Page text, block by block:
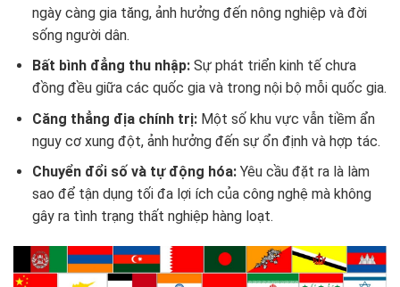
ngày càng gia tăng, ảnh hưởng đến nông nghiệp và đời
sống người dân.
Bất bình đẳng thu nhập:Sự phát triển kinh tế chưa
đồng đều giữa các quốc gia và trong nội bộ mỗi quốc gia.
Căng thẳng địa chính trị:Một số khu vực vẫn tiềm ẩn
nguy cơ xung đột, ảnh hưởng đến sự ổn định và hợp tác.
Chuyển đổi số và tự động hóa:Yêu cầu đặt ra là làm
sao để tận dụng tối đa lợi ích của công nghệ mà không
gây ra tình trạng thất nghiệp hàng loạt.